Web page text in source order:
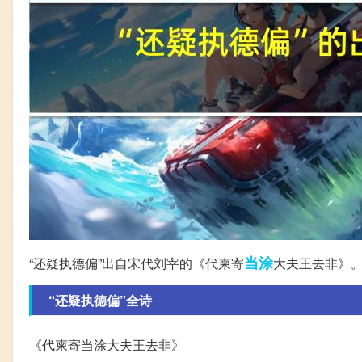
“还疑执德偏”出自宋代刘宰的《代柬寄当涂大夫王去非》
“还疑执德偏”全诗
《代柬寄当涂大夫王去非》